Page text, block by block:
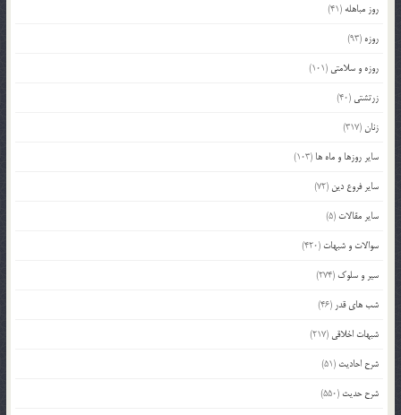
روز مباهله (41)
روزه (93)
روزه و سلامتی (101)
زرتشتی (40)
زنان(317)
سایر روزها و ماه ها (103)
سایر فروع دین (72)
سایر مقالات (5)
سوالات و شبهات (420)
سیر و سلوک (274)
شب های قدر (46)
شبهات اخلاقی (217)
شرح احادیث (51)
شرح حدیث (550)